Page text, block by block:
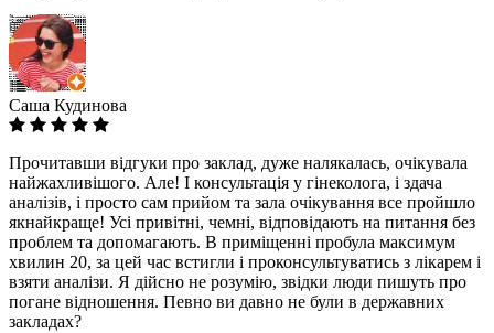
Саша Кудинова
Прочитавши відгуки про заклад, дуже налякалась, очікувала
найжахливішого. Але! І консультація у гінеколога, і здача
аналізів, і просто сам прийом та зала очікування все пройшло
якнайкраще! Усі привітні, чемні, відповідають на питання без
проблем та допомагають. В приміщенні пробула максимум
хвилин 20, за цей час встигли і проконсультуватись з лікарем і
взяти аналізи. Я дійсно не розумію, звідки люди пишуть про
погане відношення. Певно ви давно не були в державних
закладах?